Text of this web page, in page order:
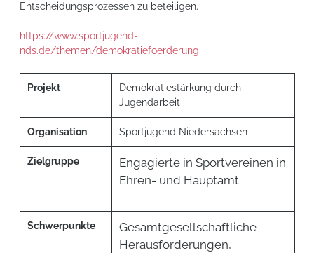
Entscheidungsprozessen zu beteiligen.
https://www.sportjugend-
nds.de/themen/demokratiefoerderung
Projekt
Demokratiestärkung durch
Jugendarbeit
Organisation Sportjugend Niedersachsen
Zielgruppe
Engagierte in Sportvereinen in
Ehren- und Hauptamt
Schwerpunkte
Gesamtgesellschaftliche
Herausforderungen,